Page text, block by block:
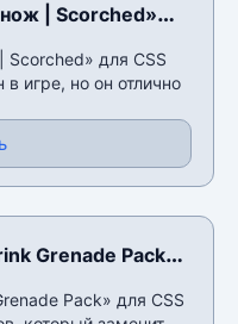
| Scorched»
для CSS
игре, но он отлично
Grenade Pack»
Pack» для CSS